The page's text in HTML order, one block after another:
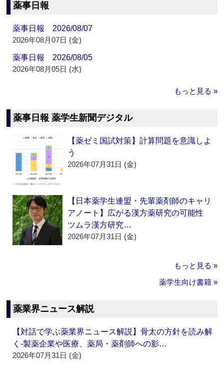
薬事日報
薬事日報 2026/08/07
2026年08月07日 (金)
薬事日報 2026/08/05
2026年08月05日 (水)
もっと見る »
薬事日報 薬学生新聞デジタル
【薬ゼミ国試対策】計算問題を意識しよ
う
2026年07月31日 (金)
【日本薬学生連盟・先輩薬剤師のキャリ
アノート】広がる漢方薬研究の可能性
ツムラ漢方研究…
2026年07月31日 (金)
もっと見る »
薬学生向け書籍 »
薬業界ニュース解説
【対話で学ぶ薬業界ニュース解説】骨太の方針を読み解
く‐製薬企業や医療、薬局・薬剤師への影…
2026年07月31日 (金)